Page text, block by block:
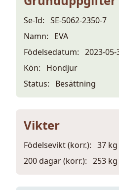
Se-Id: SE-5062-2350-7
Namn:
EVA
Födelsedatum: 2023-05-
Kön:
Hondjur
Status:
Besättning
Vikter
Födelsevikt (korr.): 37 kg
200 dagar (korr.): 253 kg